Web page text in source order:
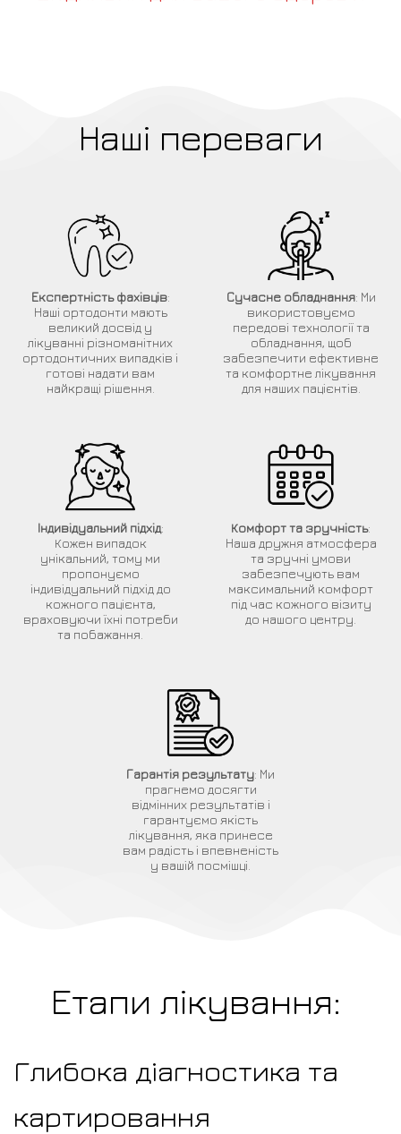
Наші переваги
Експертність фахівців:
Наші ортодонти мають
великий досвід у
лікуванні різноманітних
ортодонтичних випадків і
готові надати вам
найкращі рішення.
Сучасне обладнання: Ми
використовуємо
передові технології та
обладнання, щоб
забезпечити ефективне
та комфортне лікування
для наших пацієнтів.
Індивідуальний підхід:
Кожен випадок
унікальний, тому ми
пропонуємо
індивідуальний підхід до
кожного пацієнта,
враховуючи їхні потреби
та побажання.
Комфорт та зручність:
Наша дружня атмосфера
та зручні умови
забезпечують вам
максимальний комфорт
під час кожного візиту
до нашого центру.
Гарантія результату: Ми
прагнемо досягти
відмінних результатів і
гарантуємо якість
лікування, яка принесе
вам радість і впевненість
у вашій посмішці.
Етапи лікування:
Глибока діагностика та
картировання